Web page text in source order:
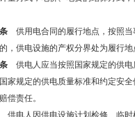
条 供用电合同的履行地点，按照
，供电设施的产权分界处为履行地
条 供电人应当按照国家规定的供
家规定的供电质量标准和约定安
偿责任。
供电人因供电设施计划检修、临